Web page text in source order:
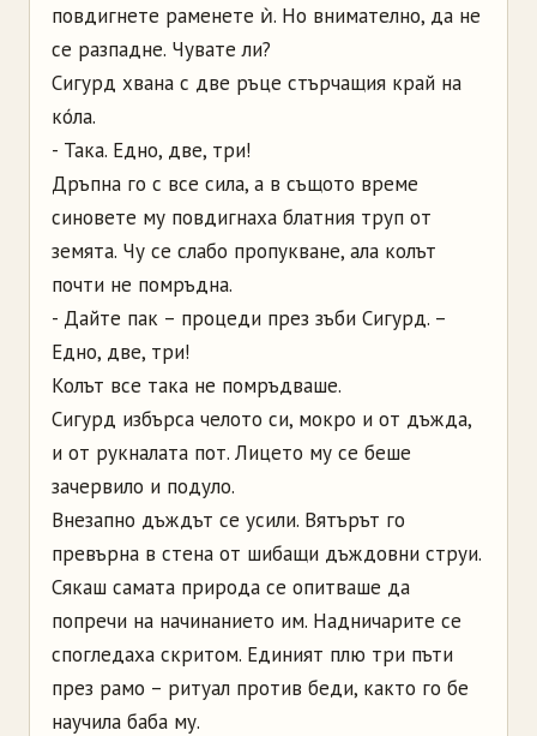
повдигнете раменете ѝ. Но внимателно, да не
се разпадне. Чувате ли?
Сигурд хвана с две ръце стърчащия край на
ко́ла.
- Така. Едно, две, три!
Дръпна го с все сила, а в същото време
синовете му повдигнаха блатния труп от
земята. Чу се слабо пропукване, ала колът
почти не помръдна.
- Дайте пак – процеди през зъби Сигурд. –
Едно, две, три!
Колът все така не помръдваше.
Сигурд избърса челото си, мокро и от дъжда,
и от рукналата пот. Лицето му се беше
зачервило и подуло.
Внезапно дъждът се усили. Вятърът го
превърна в стена от шибащи дъждовни струи.
Сякаш самата природа се опитваше да
попречи на начинанието им. Надничарите се
спогледаха скритом. Единият плю три пъти
през рамо – ритуал против беди, както го бе
научила баба му.